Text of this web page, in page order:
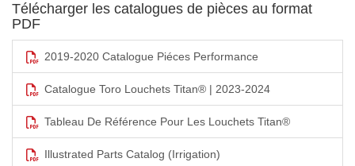
Télécharger les catalogues de pièces au format
PDF
2019-2020 Catalogue Piéces Performance
Catalogue Toro Louchets Titan® | 2023-2024
Tableau De Référence Pour Les Louchets Titan®
Illustrated Parts Catalog (Irrigation)